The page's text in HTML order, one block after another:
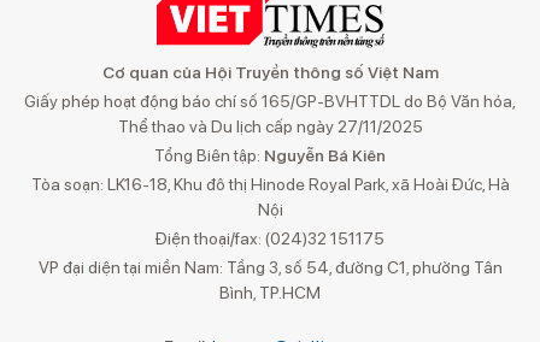
Cơ quan của Hội Truyền thông số Việt Nam
Giấy phép hoạt động báo chí số 165/GP-BVHTTDL do Bộ Văn hóa,
Thể thao và Du lịch cấp ngày 27/11/2025
Tổng Biên tập: Nguyễn Bá Kiên
Tòa soạn: LK16-18, Khu đô thị Hinode Royal Park, xã Hoài Đức, Hà
Nội
Điện thoại/fax: (024)32 151175
VP đại diện tại miền Nam: Tầng 3, số 54, đường C1, phường Tân
Bình, TP.HCM